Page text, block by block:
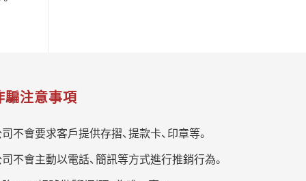
騙注意事項
不會要求客戶提供存摺、提款卡、印章等。
不會主動以電話、簡訊等方式進行推銷行為。